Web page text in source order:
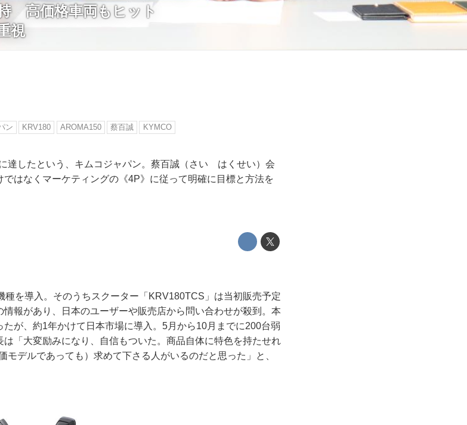
高価格車両もヒット
視
ン KRV180 AROMA150 蔡百誠 KYMCO
達したという、キムコジャパン。蔡百誠（さい はくせい）会
はなくマーケティングの《4P》に従って明確に目標と方法を
種を導入。そのうちスクーター「KRV180TCS」は当初販売予定
報があり、日本のユーザーや販売店から問い合わせが殺到。本
が、約1年かけて日本市場に導入。5月から10月までに200台弱
「大変励みになり、自信もついた。商品自体に特色を持たせれ
モデルであっても）求めて下さる人がいるのだと思った」と、